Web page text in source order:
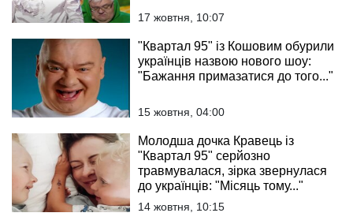
17 жовтня, 10:07
"Квартал 95" із Кошовим обурили
українців назвою нового шоу:
"Бажання примазатися до того..."
15 жовтня, 04:00
Молодша дочка Кравець із
"Квартал 95" серйозно
травмувалася, зірка звернулася
до українців: "Місяць тому..."
14 жовтня, 10:15